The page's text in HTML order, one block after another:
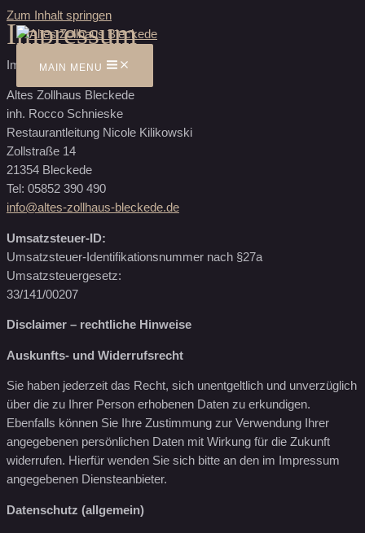
Zum Inhalt springen
MAIN MENU
Impressum
Impressum
Altes Zollhaus Bleckede
inh. Rocco Schnieske
Restaurantleitung Nicole Kilikowski
Zollstraße 14
21354 Bleckede
Tel: 05852 390 490
info@altes-zollhaus-bleckede.de
Umsatzsteuer-ID:
Umsatzsteuer-Identifikationsnummer nach §27a
Umsatzsteuergesetz:
33/141/00207
Disclaimer – rechtliche Hinweise
Auskunfts- und Widerrufsrecht
Sie haben jederzeit das Recht, sich unentgeltlich und unverzüglich
über die zu Ihrer Person erhobenen Daten zu erkundigen.
Ebenfalls können Sie Ihre Zustimmung zur Verwendung Ihrer
angegebenen persönlichen Daten mit Wirkung für die Zukunft
widerrufen. Hierfür wenden Sie sich bitte an den im Impressum
angegebenen Diensteanbieter.
Datenschutz (allgemein)